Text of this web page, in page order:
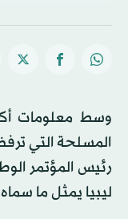
وسط معلومات
المسلحة التي
رئيس المؤتمر
ليبيا يمثل ما